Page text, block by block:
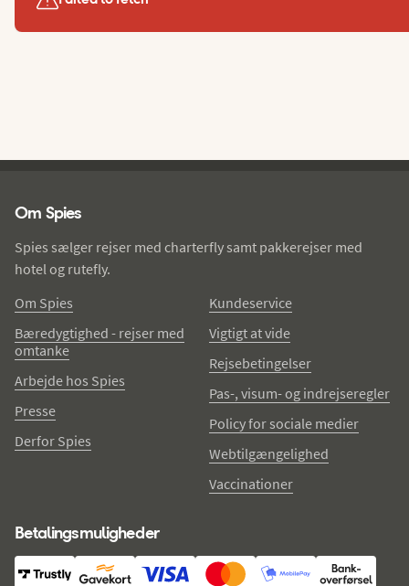
Om Spies
Spies sælger rejser med charterfly samt pakkerejser med
hotel og rutefly.
Om Spies
Bæredygtighed - rejser med
omtanke
Arbejde hos Spies
Presse
Derfor Spies
Kundeservice
Vigtigt at vide
Rejsebetingelser
Pas-, visum- og indrejseregler
Policy for sociale medier
Webtilgængelighed
Vaccinationer
Betalingsmuligheder